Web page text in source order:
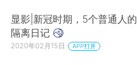
显影|新冠时期，5个普通人的
隔离日记
2020年02月15日 APP打开